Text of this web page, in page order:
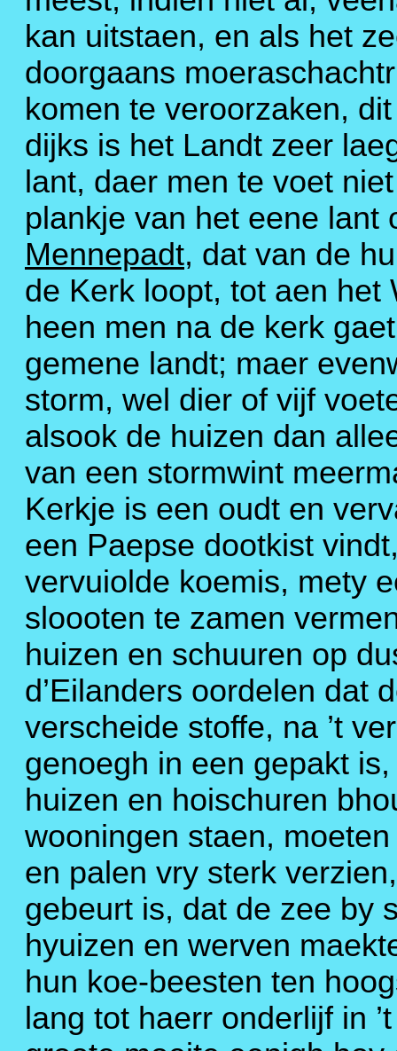
kan uitstaen, en als het
doorgaans
komen te veroorzaken,
dijks is het Landt zeer
lant, daer men te voet
plankje van het eene lant
Mennepadt, dat van de
de Kerk loopt, tot aen het
heen men na de kerk
gemene landt; maer
storm, wel dier of vijf
alsook de huizen dan
van een stormwint
Kerkje is een oudt en
een Paepse dootkist
vervuiolde koemis, mety
sloooten te zamen
huizen en schuuren op
d’Eilanders oordelen dat
verscheide stoffe, na ’t
genoegh in een gepakt
huizen en hoischuren
wooningen staen,
en palen vry sterk
gebeurt is, dat de zee by
hyuizen en werven
hun koe-beesten ten
lang tot haerr onderlijf in